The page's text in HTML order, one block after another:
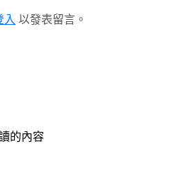
入 以發表留言。
的內容